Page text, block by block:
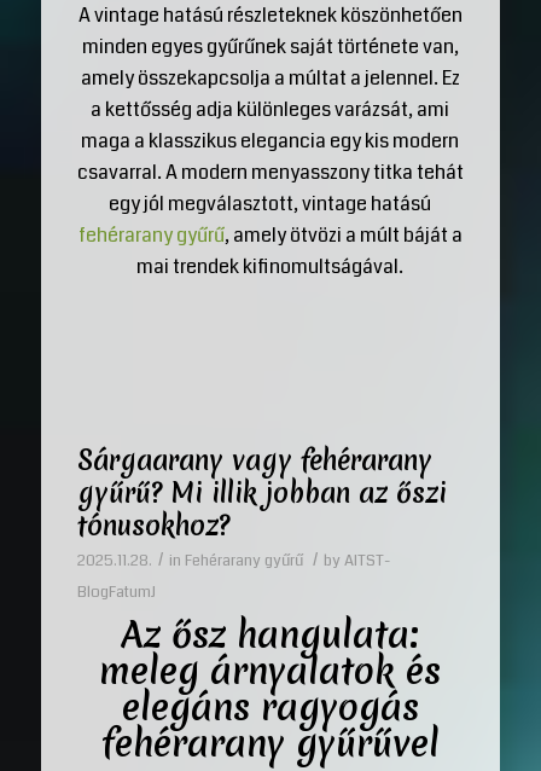
A vintage hatású részleteknek köszönhetően
minden egyes gyűrűnek saját története van,
amely összekapcsolja a múltat a jelennel. Ez
a kettősség adja különleges varázsát, ami
maga a klasszikus elegancia egy kis modern
csavarral. A modern menyasszony titka tehát
egy jól megválasztott, vintage hatású
fehérarany gyűrű, amely ötvözi a múlt báját a
mai trendek kifinomultságával.
Sárgaarany vagy fehérarany
gyűrű? Mi illik jobban az őszi
tónusokhoz?
2025.11.28. / in Fehérarany gyűrű / by AITST-
BlogFatumJ
Az ősz hangulata:
meleg árnyalatok és
elegáns ragyogás
fehérarany gyűrűvel